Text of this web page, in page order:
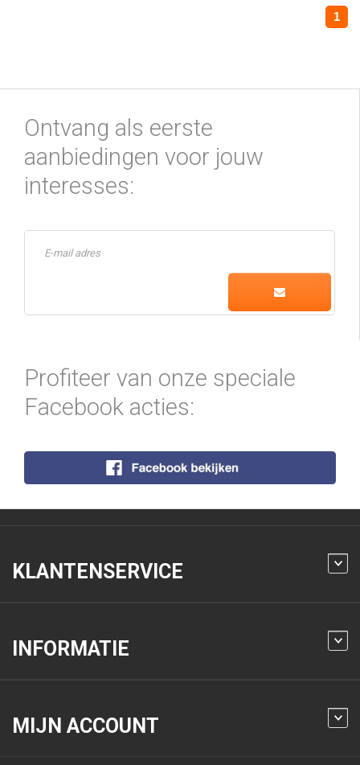
1
Ontvang als eerste
aanbiedingen voor jouw
interesses:
Profiteer van onze speciale
Facebook acties:
KLANTENSERVICE
INFORMATIE
MIJN ACCOUNT